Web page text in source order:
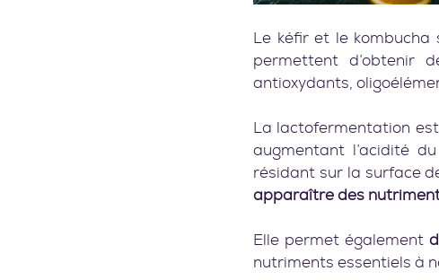
Le kéfir et le
permettent d’obtenir
antioxydants,
La lactofermentation
augmentant l’acidité
résidant sur la surface
apparaître des
Elle permet également
nutriments essentiels à